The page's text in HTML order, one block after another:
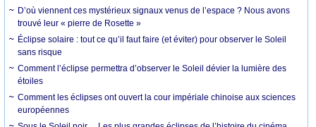
D’où viennent ces mystérieux signaux venus de l’espace ? Nous avons
trouvé leur « pierre de Rosette »
Éclipse solaire : tout ce qu’il faut faire (et éviter) pour observer le Soleil
sans risque
Comment l’éclipse permettra d’observer le Soleil dévier la lumière des
étoiles
Comment les éclipses ont ouvert la cour impériale chinoise aux sciences
européennes